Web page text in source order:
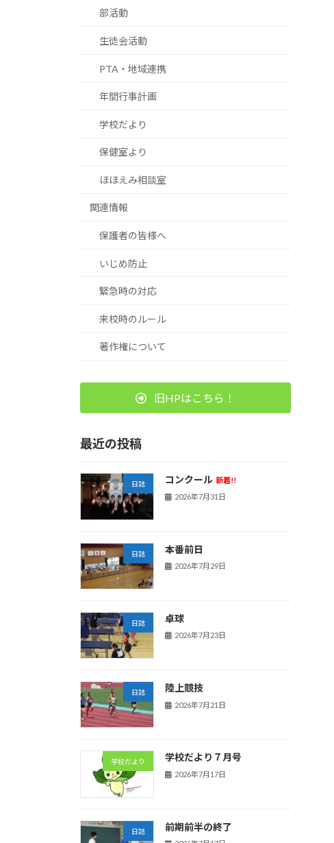
部活動
生徒会活動
PTA・地域連携
年間行事計画
学校だより
保健室より
ほほえみ相談室
関連情報
保護者の皆様へ
いじめ防止
緊急時の対応
来校時のルール
著作権について
旧HPはこちら！
最近の投稿
日誌 コンクール 新着!!
2026年7月31日
日誌 本番前日
2026年7月29日
日誌 卓球
2026年7月23日
日誌 陸上競技
2026年7月21日
学校だより 学校だより７月号
2026年7月17日
日誌 前期前半の終了